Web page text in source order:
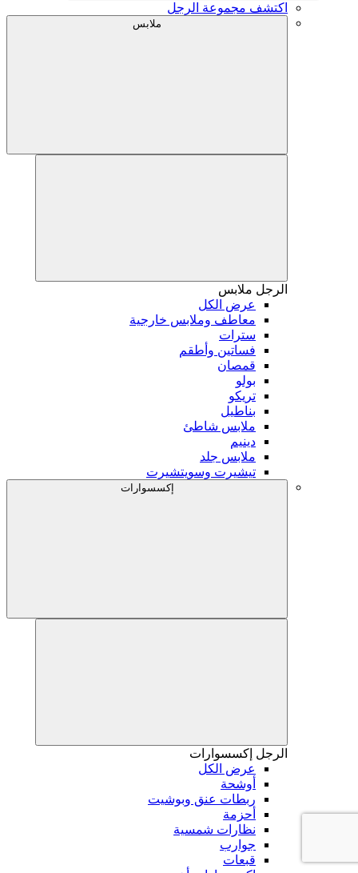
اكتشف مجموعة الرجل
ملابس
الرجل ملابس
عرض الكل
معاطف وملابس خارجية
سترات
فساتين وأطقم
قمصان
بولو
تريكو
بناطيل
ملابس شاطئ
دينيم
ملابس جلد
تيشيرت وسويتشيرت
إكسسوارات
الرجل إكسسوارات
عرض الكل
أوشحة
ربطات عنق وبوشيت
أحزمة
نظارات شمسية
جوارب
قبعات